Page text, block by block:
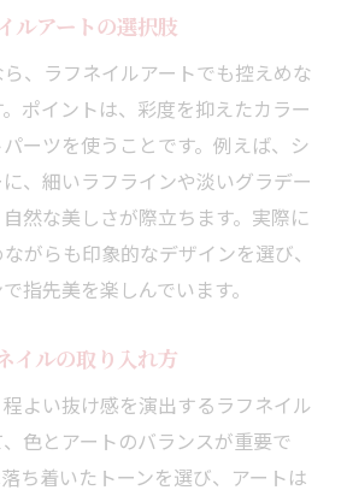
ルアートの選択肢
、ラフネイルアートでも控えめな
ポイントは、彩度を抑えたカラー
ーツを使うことです。例えば、シ
、細いラフラインや淡いグラデー
然な美しさが際立ちます。実際に
がらも印象的なデザインを選び、
指先美を楽しんでいます。
イルの取り入れ方
よい抜け感を演出するラフネイル
色とアートのバランスが重要で
ち着いたトーンを選び、アートは